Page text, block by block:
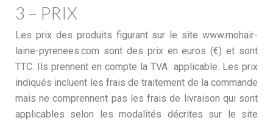
3 – PRIX
Les prix des produits figurant sur le site www.mohair-
laine-pyrenees.com sont des prix en euros (€) et sont
TTC. Ils prennent en compte la TVA applicable. Les prix
indiqués incluent les frais de traitement de la commande
mais ne comprennent pas les frais de livraison qui sont
applicables selon les modalités décrites sur le site